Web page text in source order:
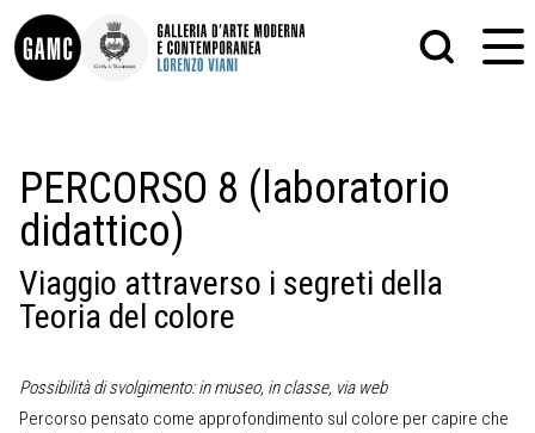
INFO
CONTATTI
DIDATTICA
SHOP
LE COLLEZIONI
GLI AUTORI
MOSTRE
EVENTI
GRAFICA
PITTURA
SCULTURA
ALTRO
MATRICI XILOGRAFICHE
PERCORSO 8 (laboratorio
didattico)
Viaggio attraverso i segreti della
Teoria del colore
Possibilità di svolgimento: in museo, in classe, via web
Percorso pensato come approfondimento sul colore per capire che